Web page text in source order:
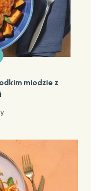
miodzie z